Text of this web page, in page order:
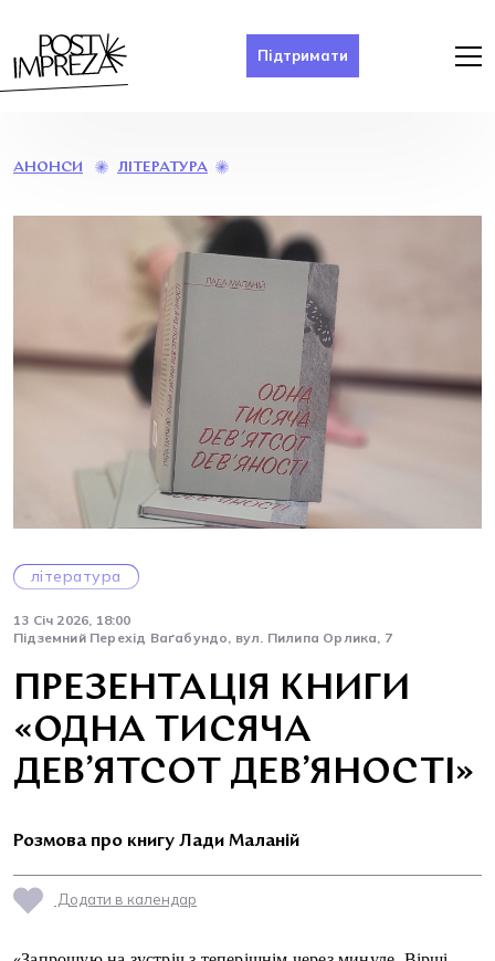
Підтримати
АНОНСИ ЛІТЕРАТУРА
ТИСЯЧА
ДЕВ’ЯТСОТ
ДЕВ’ЯНОСТІ»
література
13 Січ 2026, 18:00
Підземний Перехід Ваґабундо, вул. Пилипа Орлика, 7
ПРЕЗЕНТАЦІЯ КНИГИ
«ОДНА ТИСЯЧА
ДЕВ’ЯТСОТ ДЕВ’ЯНОСТІ»
Розмова про книгу Лади Маланій
Додати в календар